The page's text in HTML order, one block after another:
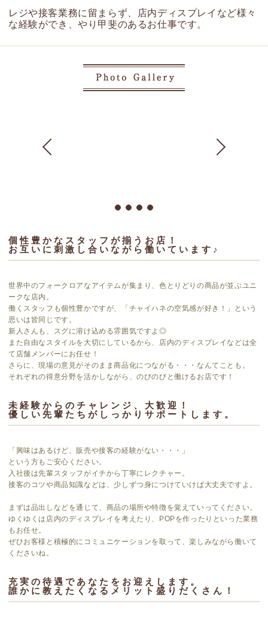
レジや接客業務に留まらず、店内ディスプレイなど様々
な経験ができ、やり甲斐のあるお仕事です。
個性豊かなスタッフが揃うお店！
お互いに刺激し合いながら働いています♪
世界中のフォークロアなアイテムが集まり、色とりどりの商品が並ぶユニ
ークな店内。
働くスタッフも個性豊かですが、「チャイハネの空気感が好き！」という
思いは皆同じです。
新人さんも、スグに溶け込める雰囲気ですよ◎
また自由なスタイルを大切にしているから、店内のディスプレイなどは全
て店舗メンバーにお任せ！
さらに、現場の意見がそのまま商品化につながる・・・なんてことも。
それぞれの得意分野を活かしながら、のびのびと働けるお店です！
未経験からのチャレンジ、大歓迎！
優しい先輩たちがしっかりサポートします。
「興味はあるけど、販売や接客の経験がない・・・」
という方もご安心ください。
入社後は先輩スタッフがイチから丁寧にレクチャー。
接客のコツや商品知識などは、少しずつ身につけていけば大丈夫ですよ。
まずは品出しなどを通じて、商品の場所や特徴を覚えていってください。
ゆくゆくは店内のディスプレイを考えたり、POPを作ったりといった業務
もお任せ。
ぜひお客様と積極的にコミュニケーションを取って、楽しみながら働いて
くださいね。
充実の待遇であなたをお迎えします。
誰かに教えたくなるメリット盛りだくさん！